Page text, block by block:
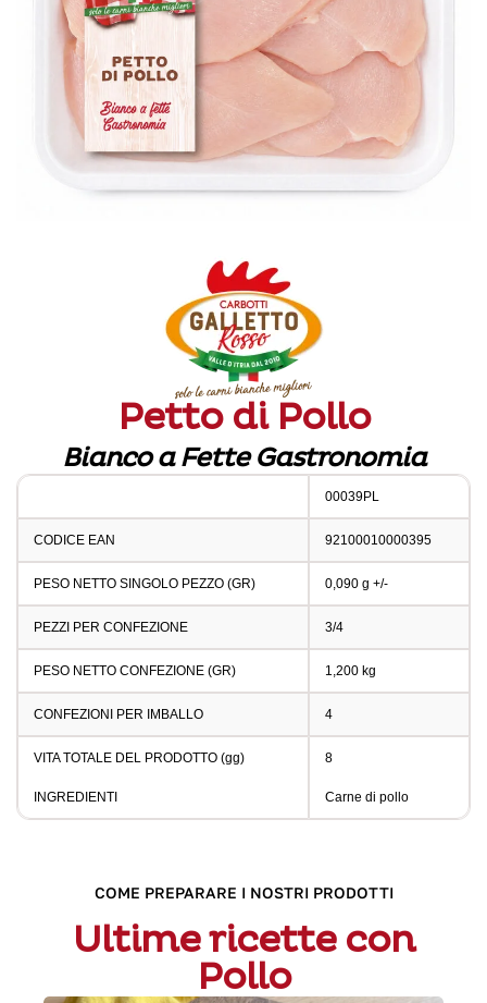
Petto di Pollo
Bianco a Fette Gastronomia
00039PL
CODICE EAN 92100010000395
PESO NETTO SINGOLO PEZZO (GR) 0,090 g +/-
PEZZI PER CONFEZIONE 3/4
PESO NETTO CONFEZIONE (GR) 1,200 kg
CONFEZIONI PER IMBALLO 4
VITA TOTALE DEL PRODOTTO (gg)
INGREDIENTI
8
Carne di pollo
Ultime ricette con
Pollo
COME PREPARARE I NOSTRI PRODOTTI